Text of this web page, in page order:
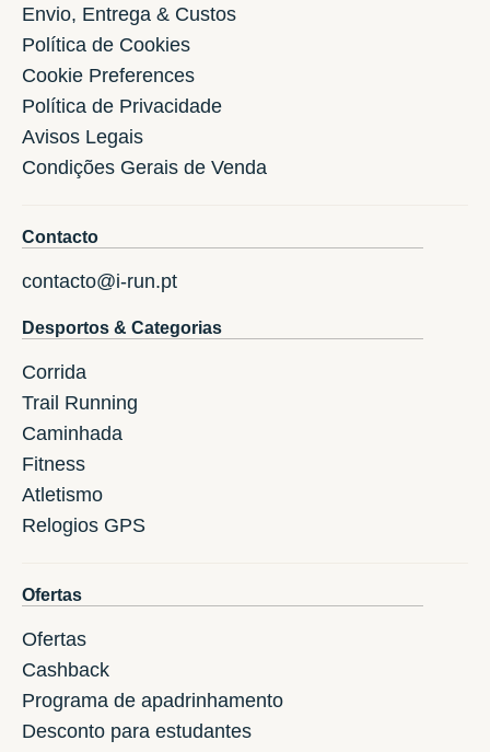
Envio, Entrega & Custos
Política de Cookies
Cookie Preferences
Política de Privacidade
Avisos Legais
Condições Gerais de Venda
Contacto
contacto@i-run.pt
Desportos & Categorias
Corrida
Trail Running
Caminhada
Fitness
Atletismo
Relogios GPS
Ofertas
Ofertas
Cashback
Programa de apadrinhamento
Desconto para estudantes